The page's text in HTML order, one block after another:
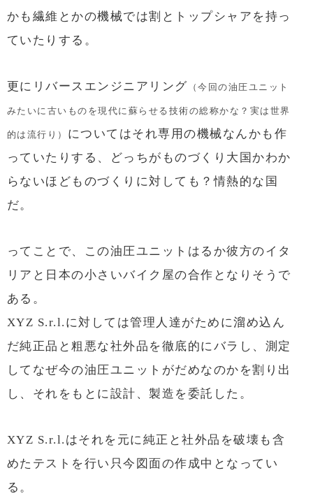
かも繊維とかの機械では割とトップシャアを持っ
ていたりする。
更にリバースエンジニアリング （今回の油圧ユニット
みたいに古いものを現代に蘇らせる技術の総称かな？実は世界
的は流行り） についてはそれ専用の機械なんかも作
っていたりする、どっちがものづくり大国かわか
らないほどものづくりに対しても？情熱的な国
だ。
ってことで、この油圧ユニットはるか彼方のイタ
リアと日本の小さいバイク屋の合作となりそうで
ある。
XYZ S.r.l.に対しては管理人達がために溜め込ん
だ純正品と粗悪な社外品を徹底的にバラし、測定
してなぜ今の油圧ユニットがだめなのかを割り出
し、それをもとに設計、製造を委託した。
XYZ S.r.l.はそれを元に純正と社外品を破壊も含
めたテストを行い只今図面の作成中となってい
る。